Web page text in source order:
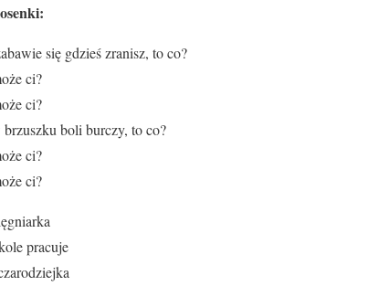
się gdzieś zranisz, to co?
ci?
ci?
boli burczy, to co?
ci?
ci?
pracuje